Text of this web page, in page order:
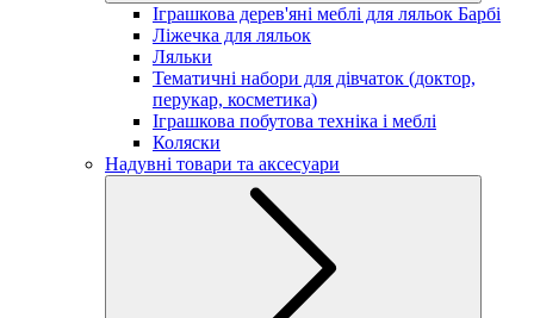
Іграшкова дерев'яні меблі для ляльок Барбі
Ліжечка для ляльок
Ляльки
Тематичні набори для дівчаток (доктор,
перукар, косметика)
Іграшкова побутова техніка і меблі
Коляски
Надувні товари та аксесуари